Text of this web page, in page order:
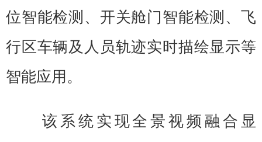
位智能检测、开关舱门智能检测、飞
行区车辆及人员轨迹实时描绘显示等
智能应用。
该系统实现全景视频融合显